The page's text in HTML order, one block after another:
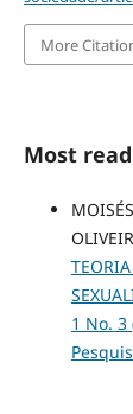
More
Most
1 No.